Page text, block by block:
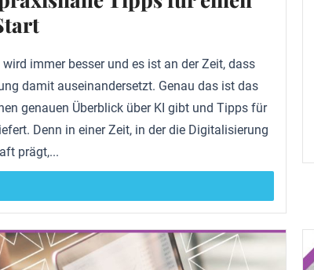
immer besser und es ist an der Zeit, dass
damit auseinandersetzt. Genau das ist das
genauen Überblick über KI gibt und Tipps für
Denn in einer Zeit, in der die Digitalisierung
prägt,...